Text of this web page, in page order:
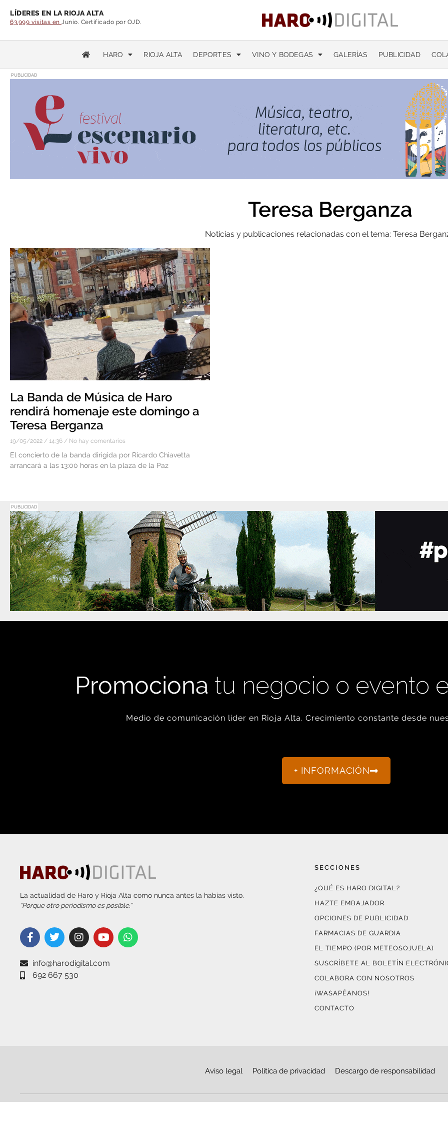
LÍDERES EN LA RIOJA ALTA
63.999 visitas en Junio. Certificado por OJD.
HARO RIOJA ALTA DEPORTES VINO Y BODEGAS GALERÍAS PUBLICIDAD
PUBLICIDAD
Teresa Berganza
Noticias y publicaciones relacionadas con el tema: Teresa
La Banda de Música de Haro
rendirá homenaje este domingo a
Teresa Berganza
19/05/2022 14:36 No hay comentarios
El concierto de la banda dirigida por Ricardo Chiavetta
arrancará a las 13:00 horas en la plaza de la Paz
PUBLICIDAD
Promociona tu negocio o evento
Medio de comunicación líder en Rioja Alta. Crecimiento constante desde
+ INFORMACIÓN
La actualidad de Haro y Rioja Alta como nunca antes la habías visto.
“Porque otro periodismo es posible.”
info@harodigital.com
692 667 530
SECCIONES
¿QUÉ ES HARO DIGITAL?
HAZTE EMBAJADOR
OPCIONES DE PUBLICIDAD
FARMACIAS DE GUARDIA
EL TIEMPO (POR METEOSOJUELA)
SUSCRÍBETE AL BOLETÍN
COLABORA CON NOSOTROS
¡WASAPÉANOS!
CONTACTO
Aviso legal Política de privacidad Descargo de responsabilidad